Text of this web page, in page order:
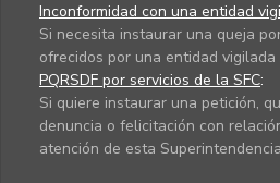
Inconformidad con una entidad
Si necesita instaurar una queja
ofrecidos por una entidad vigilada
PQRSDF por servicios de la SFC:
Si quiere instaurar una petición,
denuncia o felicitación con
atención de esta